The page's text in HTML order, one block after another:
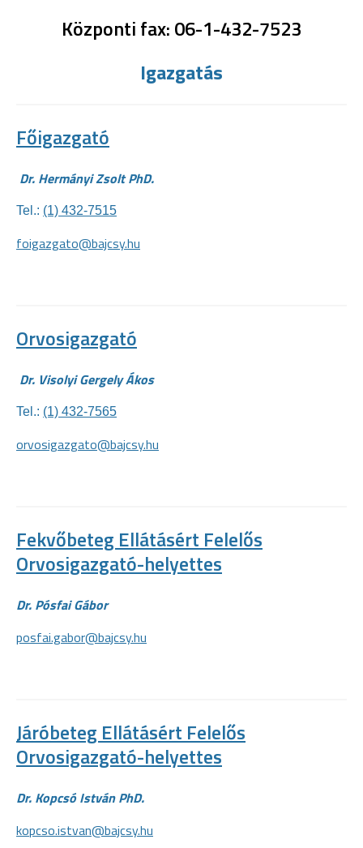
Központi fax: 06-1-432-7523
Igazgatás
Főigazgató
Dr. Hermányi Zsolt PhD.
Tel.: (1) 432-7515
foigazgato@bajcsy.hu
Orvosigazgató
Dr. Visolyi Gergely Ákos
Tel.: (1) 432-7565
orvosigazgato@bajcsy.hu
Fekvőbeteg Ellátásért Felelős
Orvosigazgató-helyettes
Dr. Pósfai Gábor
posfai.gabor@bajcsy.hu
Járóbeteg Ellátásért Felelős
Orvosigazgató-helyettes
Dr. Kopcsó István PhD.
kopcso.istvan@bajcsy.hu